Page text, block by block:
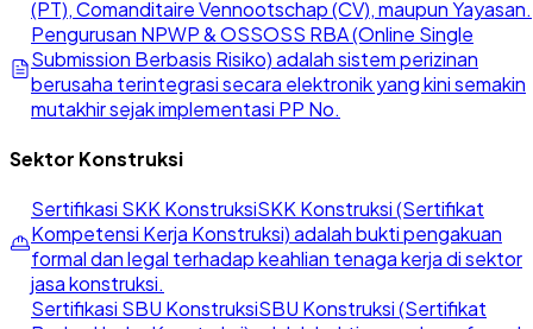
(PT), Comanditaire Vennootschap (CV), maupun Yayasan.
Pengurusan NPWP & OSSOSS RBA (Online Single
Submission Berbasis Risiko) adalah sistem perizinan
berusaha terintegrasi secara elektronik yang kini semakin
mutakhir sejak implementasi PP No.
Sektor Konstruksi
Sertifikasi SKK KonstruksiSKK Konstruksi (Sertifikat
Kompetensi Kerja Konstruksi) adalah bukti pengakuan
formal dan legal terhadap keahlian tenaga kerja di sektor
jasa konstruksi.
Sertifikasi SBU KonstruksiSBU Konstruksi (Sertifikat